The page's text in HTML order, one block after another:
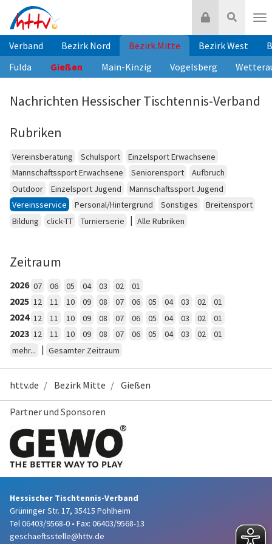
Inhalt
springen
Suche
Login
Verband Bezirk Nord Bezirk Mitte Bezirk West
Fulda
Gießen Main-Kinzig Vogelsberg
Nachrichten Hessischer Tischtennis-Verband
Rubriken
Vereinsberatung Schulsport
Einzelsport Erwachsene
Mannschaftssport Erwachsene
Seniorensport
Aufbruch
Outdoor
Einzelsport Jugend
Mannschaftssport Jugend
Vereinsservice
Personal/Hintergrund Sonstiges
Breitensport
Bildung
click-TT Turnierserie | Alle Rubriken
Zeitraum
2026 07 06 05 04 03 02 01
2025 12 11 10 09 08 07 06 05 04 03 02 01
2024 12 11 10 09 08 07 06 05 04 03 02 01
2023 12 11 10 09 08 07 06 05 04 03 02
01
mehr...
| Gesamter Zeitraum
httv.de Bezirk Mitte Gießen
Partner und Sponsoren
Hessischer Tischtennis-Verband
Grüninger Str. 17, 35415 Pohlheim
Tel 06403/9568-0 • Fax: 06403/9568-13
geschaeftsstelle@httv.de